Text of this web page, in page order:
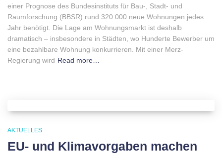
einer Prognose des Bundesinstituts für Bau-, Stadt- und
Raumforschung (BBSR) rund 320.000 neue Wohnungen jedes
Jahr benötigt. Die Lage am Wohnungsmarkt ist deshalb
dramatisch – insbesondere in Städten, wo Hunderte Bewerber um
eine bezahlbare Wohnung konkurrieren. Mit einer Merz-
Regierung wird Read more…
AKTUELLES
EU- und Klimavorgaben machen